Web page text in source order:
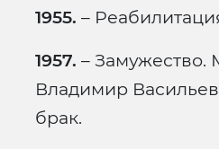
1955. –
1957. – Замужество.
Владимир
брак.